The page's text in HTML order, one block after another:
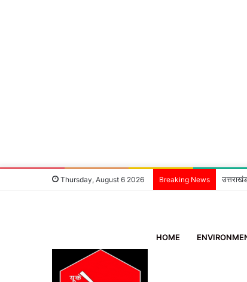
Thursday, August 6 2026 Breaking News स्वामी
HOME